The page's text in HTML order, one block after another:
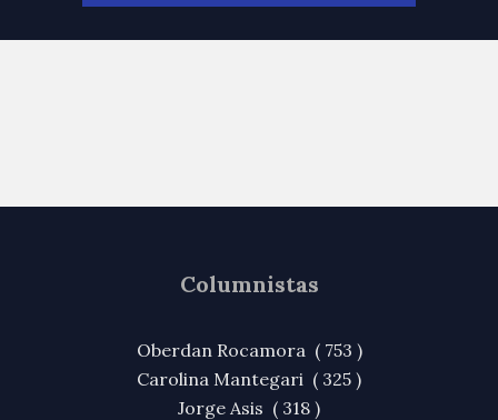
Columnistas
Oberdan Rocamora ( 753 )
Carolina Mantegari ( 325 )
Jorge Asis ( 318 )